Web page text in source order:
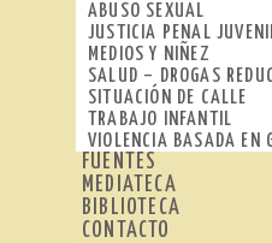
ABUSO SEXUAL
JUSTICIA PENAL
MEDIOS Y NIÑEZ
SALUD – DROGAS
SITUACIÓN DE CALLE
TRABAJO INFANTIL
VIOLENCIA BASADA EN
FUENTES
MEDIATECA
BIBLIOTECA
CONTACTO